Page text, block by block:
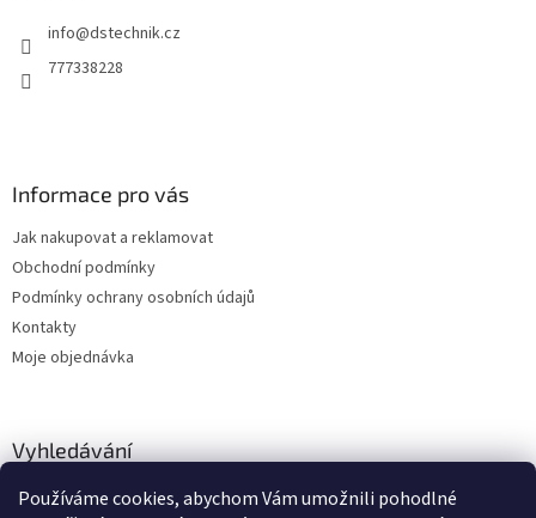
Používáme cookies, abychom Vám umožnili pohodlné
info@dstechnik.cz
777338228
Informace pro vás
Jak nakupovat a reklamovat
Obchodní podmínky
Podmínky ochrany osobních údajů
Kontakty
Moje objednávka
Vyhledávání
HLEDAT